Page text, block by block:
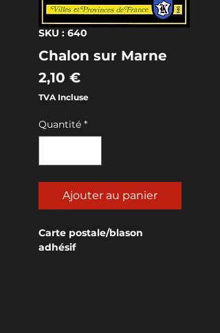
SKU : 640
Chalon sur Marne
2,10 €Prix
TVA Incluse
Quantité *
Ajouter au panier
Carte postale/blason
adhésif